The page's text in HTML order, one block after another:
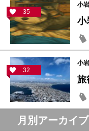
35
小
32
小
旅
月別アーカイブ